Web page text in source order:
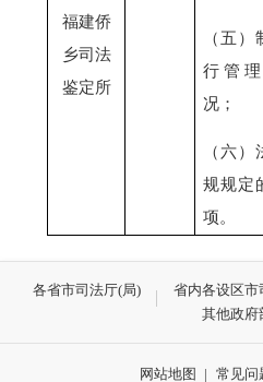
福建侨
乡司法
鉴定所
（五）
行管
况；
（六
规规定
项。
各省市司法厅(局) 省内各设区市
其他政府
网站地图 | 常见问